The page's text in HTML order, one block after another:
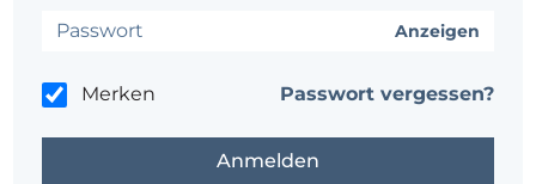
Anzeigen
Merken Passwort vergessen?